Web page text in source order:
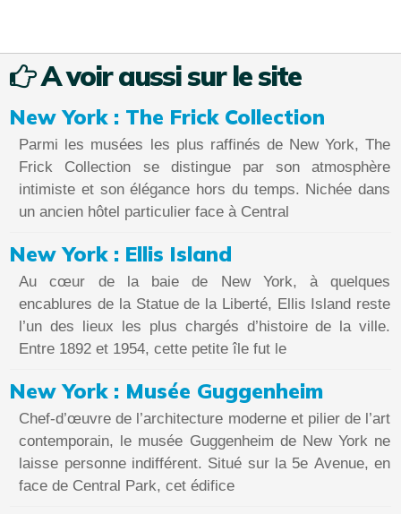
A voir aussi sur le site
New York : The Frick Collection
Parmi les musées les plus raffinés de New York, The
Frick Collection se distingue par son atmosphère
intimiste et son élégance hors du temps. Nichée dans
un ancien hôtel particulier face à Central
New York : Ellis Island
Au cœur de la baie de New York, à quelques
encablures de la Statue de la Liberté, Ellis Island reste
l’un des lieux les plus chargés d’histoire de la ville.
Entre 1892 et 1954, cette petite île fut le
New York : Musée Guggenheim
Chef-d’œuvre de l’architecture moderne et pilier de l’art
contemporain, le musée Guggenheim de New York ne
laisse personne indifférent. Situé sur la 5e Avenue, en
face de Central Park, cet édifice